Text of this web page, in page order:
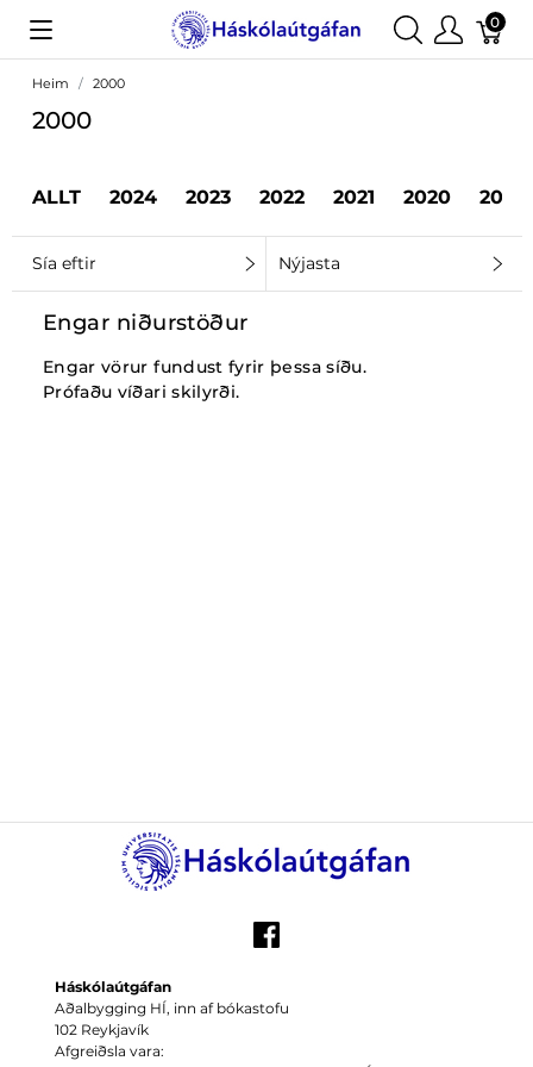
0
Heim 2000
2000
ALLT 2024 2023 2022 2021 2020 2019
Sía eftir Nýjasta
Engar niðurstöður
Engar vörur fundust fyrir þessa síðu.
Prófaðu víðari skilyrði.
Háskólaútgáfan
Aðalbygging HÍ, inn af bókastofu
102 Reykjavík
Afgreiðsla vara: